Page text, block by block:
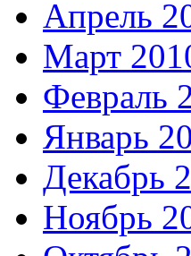
Апрель
Март
Февраль
Январь
Декабрь
Ноябрь